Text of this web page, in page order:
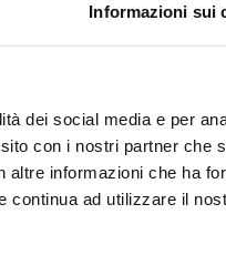
Informazioni sui
dei social media e per
con i nostri partner che
altre informazioni che ha
continua ad utilizzare il
0,3-1 micron.